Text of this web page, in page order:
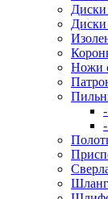
Диски
Ножи